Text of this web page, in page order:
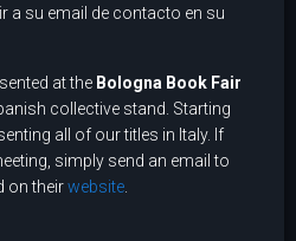
a su email de contacto en su
at the Bologna Book Fair
collective stand. Starting
all of our titles in Italy. If
simply send an email to
on theirwebsite